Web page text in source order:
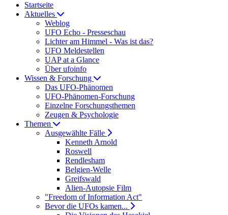
Startseite
Aktuelles
Weblog
UFO Echo - Presseschau
Lichter am Himmel - Was ist das?
UFO Meldestellen
UAP at a Glance
Über ufoinfo
Wissen & Forschung
Das UFO-Phänomen
UFO-Phänomen-Forschung
Einzelne Forschungsthemen
Zeugen & Psychologie
Themen
Ausgewählte Fälle
Kenneth Arnold
Roswell
Rendlesham
Belgien-Welle
Greifswald
Alien-Autopsie Film
"Freedom of Information Act"
Bevor die UFOs kamen...